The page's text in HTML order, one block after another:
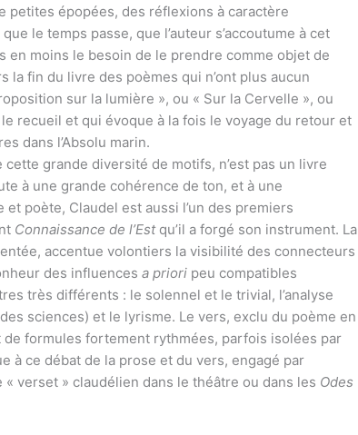
petites épopées, des réflexions à caractère
le temps passe, que l’auteur s’accoutume à cet
en moins le besoin de le prendre comme objet de
la fin du livre des poèmes qui n’ont plus aucun
sur la lumière », ou « Sur la Cervelle », ou
recueil et qui évoque à la fois le voyage du retour et
dans l’Absolu marin.
cette grande diversité de motifs, n’est pas un livre
à une grande cohérence de ton, et à une
poète, Claudel est aussi l’un des premiers
Connaissance de l’Estqu’il a forgé son instrument. La
accentue volontiers la visibilité des connecteurs
des influences a priori peu compatibles
très différents : le solennel et le trivial, l’analyse
sciences) et le lyrisme. Le vers, exclu du poème en
formules fortement rythmées, parfois isolées par
à ce débat de la prose et du vers, engagé par
verset » claudélien dans le théâtre ou dans les Odes